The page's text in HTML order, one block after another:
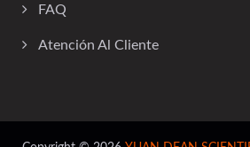
FAQ
Atención Al Cliente